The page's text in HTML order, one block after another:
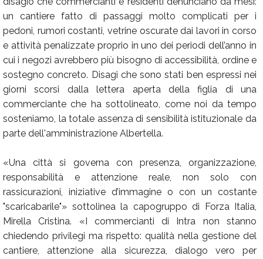
un cantiere fatto di passaggi molto complicati per i
pedoni, rumori costanti, vetrine oscurate dai lavori in corso
e attività penalizzate proprio in uno dei periodi dell’anno in
cui i negozi avrebbero più bisogno di accessibilità, ordine e
sostegno concreto. Disagi che sono stati ben espressi nei
giorni scorsi dalla lettera aperta della figlia di una
commerciante che ha sottolineato, come noi da tempo
sosteniamo, la totale assenza di sensibilità istituzionale da
parte dell'amministrazione Albertella.
«Una città si governa con presenza, organizzazione,
responsabilità e attenzione reale, non solo con
rassicurazioni, iniziative d’immagine o con un costante
"scaricabarile"» sottolinea la capogruppo di Forza Italia,
Mirella Cristina. «I commercianti di Intra non stanno
chiedendo privilegi ma rispetto: qualità nella gestione del
cantiere, attenzione alla sicurezza, dialogo vero per